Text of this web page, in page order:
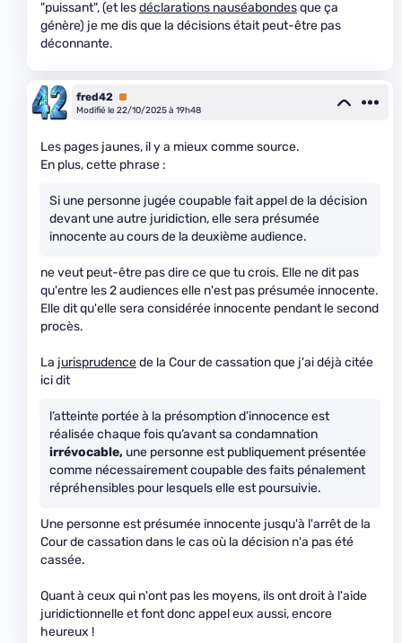
"puissant", (et lesdéclarations nauséabondesque ça
génère) je me dis que la décisions était peut-être pas
déconnante.
fred42 Premium
Modifié le 22/10/2025 à 19h48
Les pages jaunes, il y a mieux comme source.
En plus, cette phrase :
Si une personne jugée coupable fait appel de la décision
devant une autre juridiction, elle sera présumée
innocente au cours de la deuxième audience.
ne veut peut-être pas dire ce que tu crois. Elle ne dit pas
qu'entre les 2 audiences elle n'est pas présumée innocente.
Elle dit qu'elle sera considérée innocente pendant le second
procès.
La jurisprudencede la Cour de cassation que j'ai déjà citée
ici dit
l’atteinte portée à la présomption d’innocence est
réalisée chaque fois qu’avant sa condamnation
irrévocable, une personne est publiquement présentée
comme nécessairement coupable des faits pénalement
répréhensibles pour lesquels elle est poursuivie.
Une personne est présumée innocente jusqu'à l'arrêt de la
Cour de cassation dans le cas où la décision n'a pas été
cassée.
Quant à ceux qui n'ont pas les moyens, ils ont droit à l'aide
juridictionnelle et font donc appel eux aussi, encore
heureux !